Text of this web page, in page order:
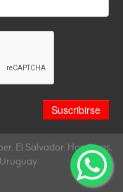
El Salvador, Honduras,